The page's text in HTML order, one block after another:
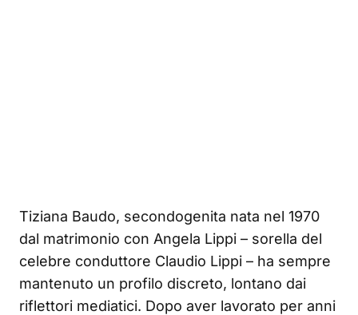
Tiziana Baudo, secondogenita nata nel 1970
dal matrimonio con Angela Lippi – sorella del
celebre conduttore Claudio Lippi – ha sempre
mantenuto un profilo discreto, lontano dai
riflettori mediatici. Dopo aver lavorato per anni